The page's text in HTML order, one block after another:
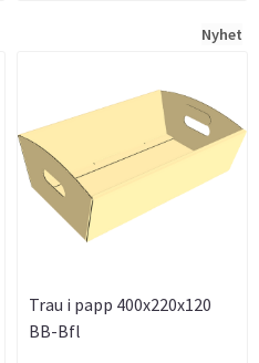
Nyhet
Trau i papp 400x220x120
BB-Bfl